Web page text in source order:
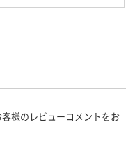
様のレビューコメントをお